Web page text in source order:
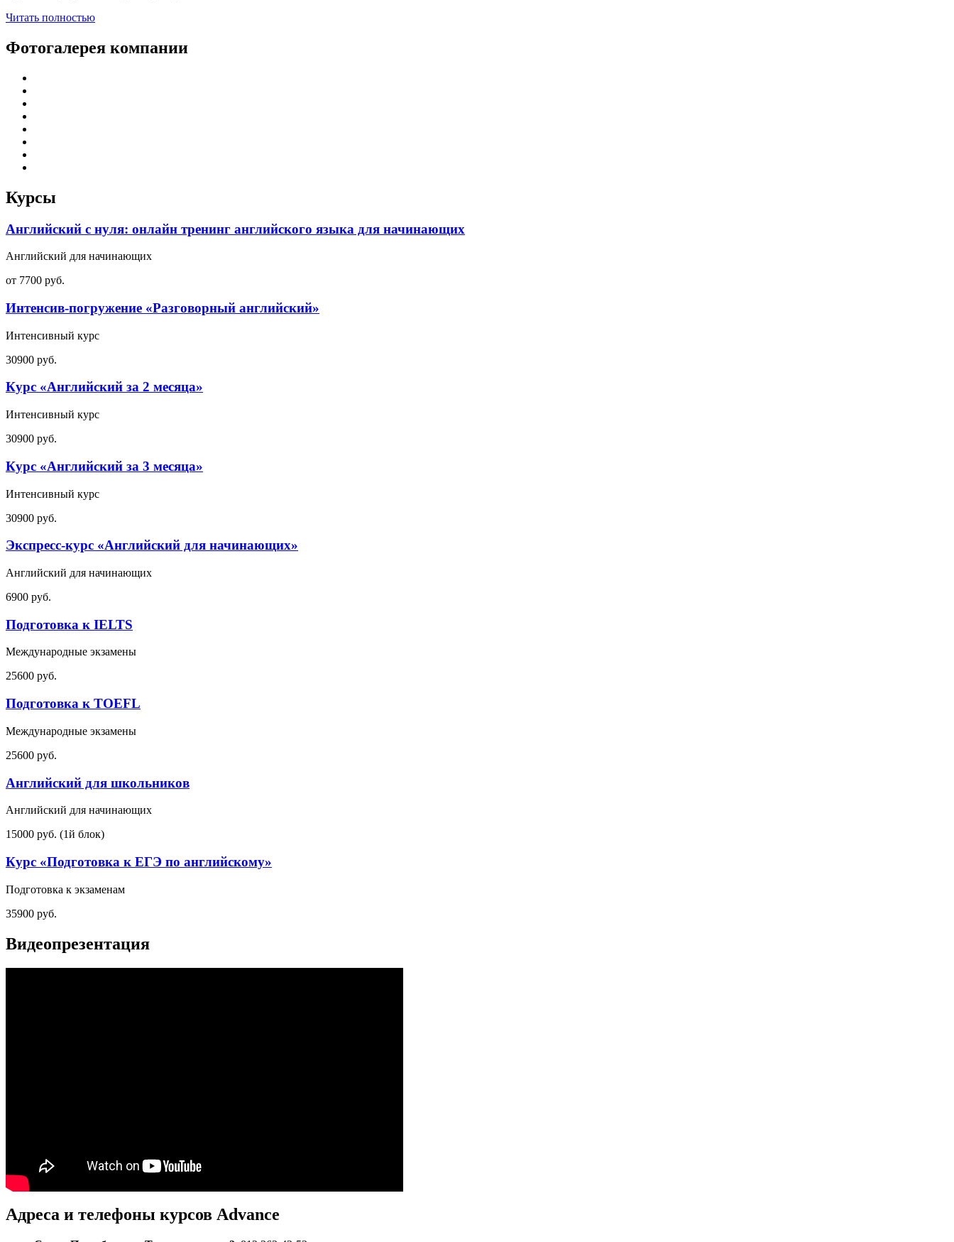
Читать полностью
Фотогалерея компании
Курсы
Английский с нуля: онлайн тренинг английского языка для начинающих
Английский для начинающих
от 7700 руб.
Интенсив-погружение «Разговорный английский»
Интенсивный курс
30900 руб.
Курс «Английский за 2 месяца»
Интенсивный курс
30900 руб.
Курс «Английский за 3 месяца»
Интенсивный курс
30900 руб.
Экспресс-курс «Английский для начинающих»
Английский для начинающих
6900 руб.
Подготовка к IELTS
Международные экзамены
25600 руб.
Подготовка к TOEFL
Международные экзамены
25600 руб.
Английский для школьников
Английский для начинающих
15000 руб. (1й блок)
Курс «Подготовка к ЕГЭ по английскому»
Подготовка к экзаменам
35900 руб.
Видеопрезентация
Адреса и телефоны курсов Advance